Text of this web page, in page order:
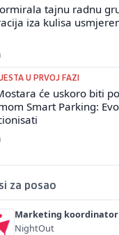
tajnu radnu
iza kulisa
U PRVOJ FAZI
će uskoro biti
Smart Parking:
za posao
Marketing koordinator
NightOut